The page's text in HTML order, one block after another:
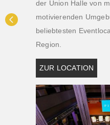
der Union Halle von
motivierenden
beliebtesten
Region.
ZUR LOCATION